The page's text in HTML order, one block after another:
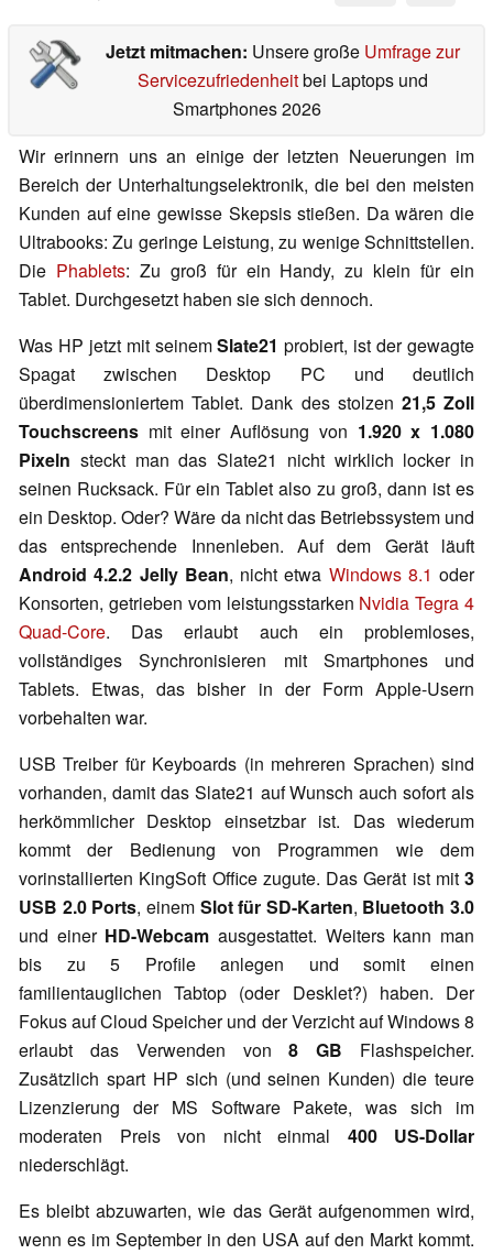
Jetzt mitmachen: Unsere große Umfrage zur
Servicezufriedenheitbei Laptops und
Smartphones 2026
Wir erinnern uns an einige der letzten Neuerungen im
Bereich der Unterhaltungselektronik, die bei den meisten
Kunden auf eine gewisse Skepsis stießen. Da wären die
Ultrabooks: Zu geringe Leistung, zu wenige Schnittstellen.
Die Phablets: Zu groß für ein Handy, zu klein für ein
Tablet. Durchgesetzt haben sie sich dennoch.
Was HP jetzt mit seinemSlate21 probiert, ist der gewagte
Spagat zwischen Desktop PC und deutlich
überdimensioniertem Tablet. Dank des stolzen 21,5 Zoll
Touchscreens mit einer Auflösung von 1.920 x 1.080
Pixeln steckt man das Slate21 nicht wirklich locker in
seinen Rucksack. Für ein Tablet also zu groß, dann ist es
ein Desktop. Oder? Wäre da nicht das Betriebssystem und
das entsprechende Innenleben. Auf dem Gerät läuft
Android 4.2.2 Jelly Bean, nicht etwa Windows 8.1 oder
Konsorten, getrieben vom leistungsstarken Nvidia Tegra 4
Quad-Core. Das erlaubt auch ein problemloses,
vollständiges Synchronisieren mit Smartphones und
Tablets. Etwas, das bisher in der Form Apple-Usern
vorbehalten war.
USB Treiber für Keyboards (in mehreren Sprachen) sind
vorhanden, damit das Slate21 auf Wunsch auch sofort als
herkömmlicher Desktop einsetzbar ist. Das wiederum
kommt der Bedienung von Programmen wie dem
vorinstallierten KingSoft Office zugute. Das Gerät ist mit 3
USB 2.0 Ports, einem Slot für SD-Karten, Bluetooth 3.0
und einer HD-Webcam ausgestattet. Weiters kann man
bis zu 5 Profile anlegen und somit einen
familientauglichen Tabtop (oder Desklet?) haben. Der
Fokus auf Cloud Speicher und der Verzicht auf Windows 8
erlaubt das Verwenden von8 GB Flashspeicher.
Zusätzlich spart HP sich (und seinen Kunden) die teure
Lizenzierung der MS Software Pakete, was sich im
moderaten Preis von nicht einmal 400 US-Dollar
niederschlägt.
Es bleibt abzuwarten, wie das Gerät aufgenommen wird,
wenn es im September in den USA auf den Markt kommt.